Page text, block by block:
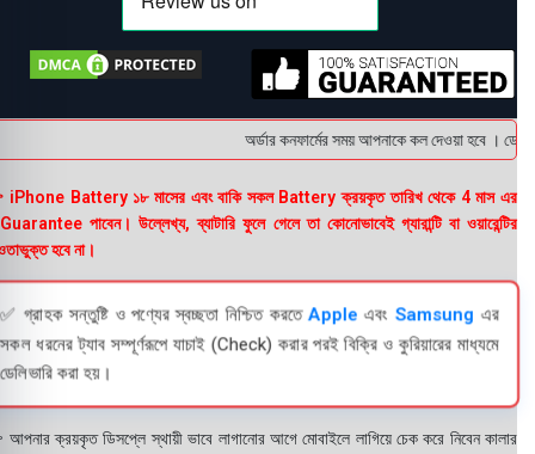
অর্ডার কনফার্মের সময় আপনাকে কল দেওয়া হবে ।
Battery ১৮ মাসের এবং বাকি সকল Battery ক্রয়কৃত তারিখ থেকে 4 মাস এর
পাবেন। উল্লেখ্য, ব্যাটারি ফুলে গেলে তা কোনোভাবেই গ্যারান্টি বা ওয়ারেন্টির
হবে না।
✅ গ্রাহক সন্তুষ্টি ও পণ্যের স্বচ্ছতা নিশ্চিত করতেAppleএবং Samsungএর
সকল ধরনের ট্যাব সম্পূর্ণরূপে যাচাই (Check) করার পরই বিক্রি ও কুরিয়ারের মাধ্যমে
ডেলিভারি করা হয়।
ক্রয়কৃত ডিসপ্লে স্থায়ী ভাবে লাগানোর আগে মোবাইলে লাগিয়ে চেক করে নিবেন কালার